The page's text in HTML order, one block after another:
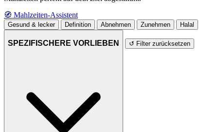
🧭 Mahlzeiten-Assistent
Gesund & lecker Definition Abnehmen Zunehmen Halal
SPEZIFISCHERE VORLIEBEN ↺ Filter zurücksetzen